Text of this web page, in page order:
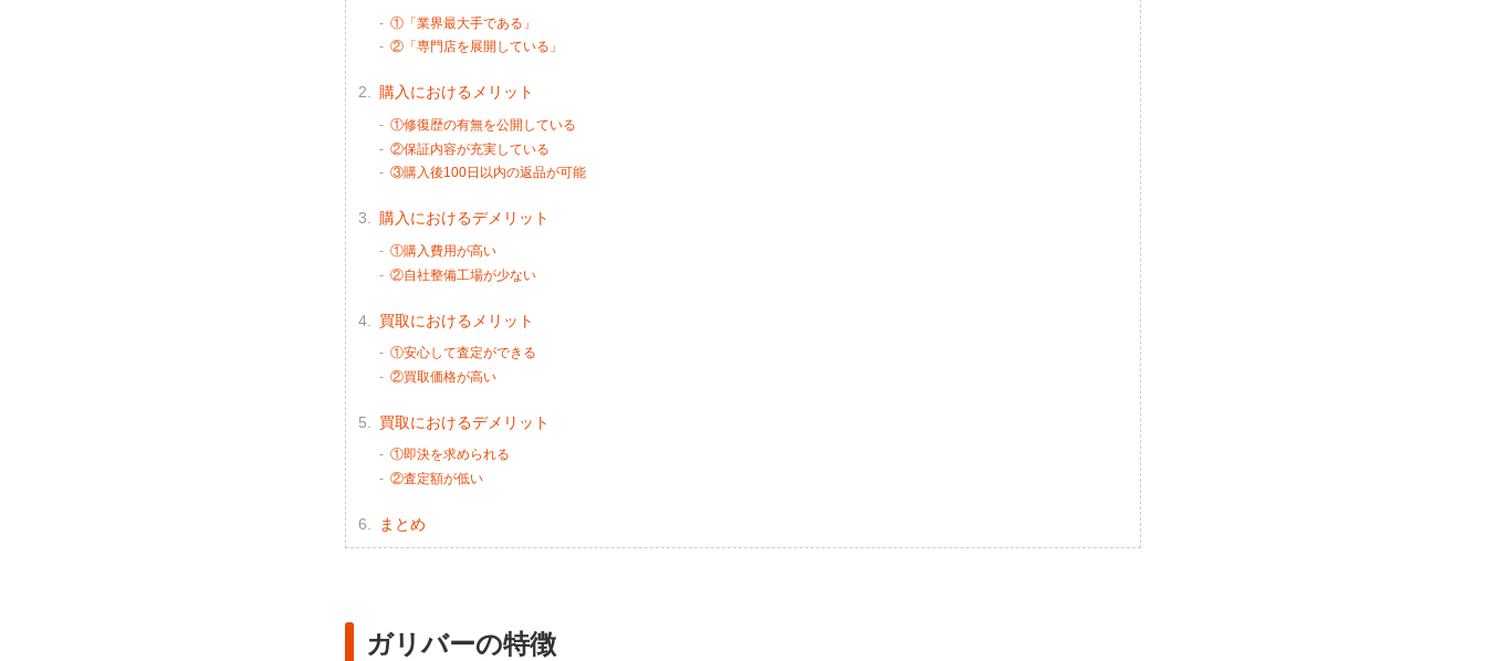
①「業界最大手である」
②「専門店を展開している」
購入におけるメリット
①修復歴の有無を公開している
②保証内容が充実している
③購入後100日以内の返品が可能
購入におけるデメリット
①購入費用が高い
②自社整備工場が少ない
買取におけるメリット
①安心して査定ができる
②買取価格が高い
買取におけるデメリット
①即決を求められる
②査定額が低い
まとめ
ガリバーの特徴